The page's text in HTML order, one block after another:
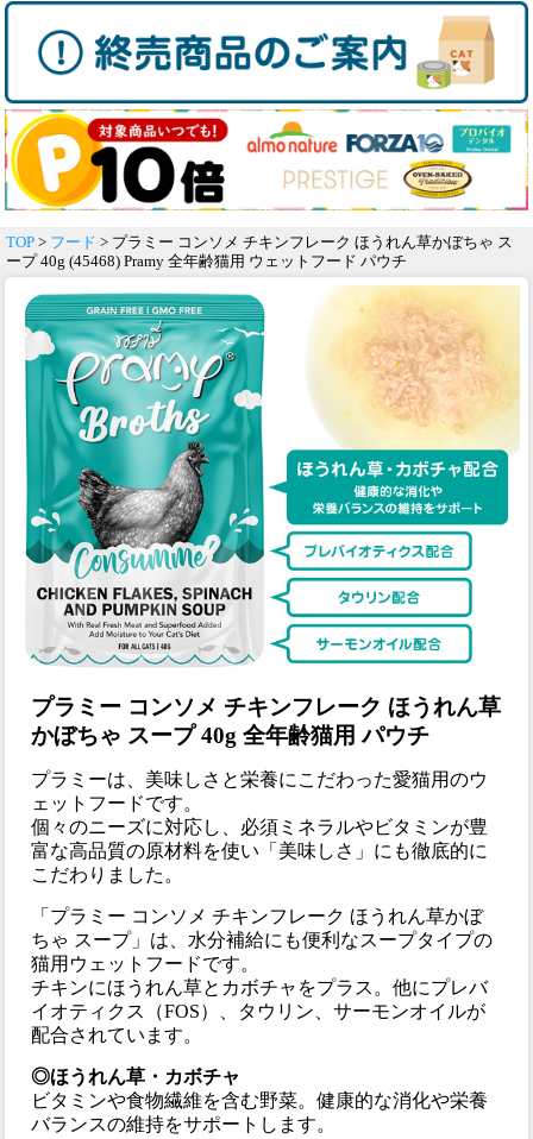
TOP > フード > プラミー コンソメ チキンフレーク ほうれん草かぼちゃ ス
ープ 40g (45468) Pramy 全年齢猫用 ウェットフード パウチ
プラミー コンソメ チキンフレーク ほうれん草
かぼちゃ スープ 40g 全年齢猫用 パウチ
プラミーは、美味しさと栄養にこだわった愛猫用のウ
ェットフードです。
個々のニーズに対応し、必須ミネラルやビタミンが豊
富な高品質の原材料を使い「美味しさ」にも徹底的に
こだわりました。
「プラミー コンソメ チキンフレーク ほうれん草かぼ
ちゃ スープ」は、水分補給にも便利なスープタイプの
猫用ウェットフードです。
チキンにほうれん草とカボチャをプラス。他にプレバ
イオティクス（FOS）、タウリン、サーモンオイルが
配合されています。
◎ほうれん草・カボチャ
ビタミンや食物繊維を含む野菜。健康的な消化や栄養
バランスの維持をサポートします。